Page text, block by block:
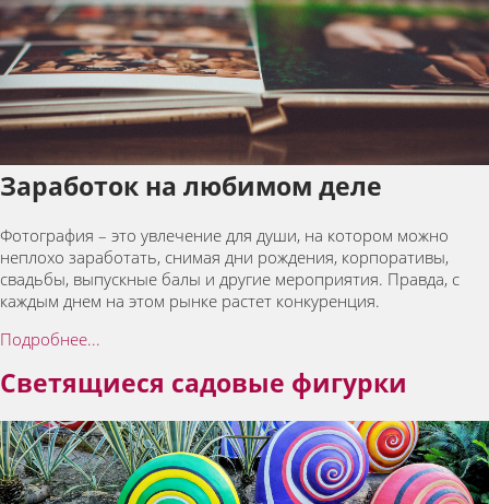
Заработок на любимом деле
Фотография – это увлечение для души, на котором можно
неплохо заработать, снимая дни рождения, корпоративы,
свадьбы, выпускные балы и другие мероприятия. Правда, с
каждым днем на этом рынке растет конкуренция.
Подробнее...
Светящиеся садовые фигурки